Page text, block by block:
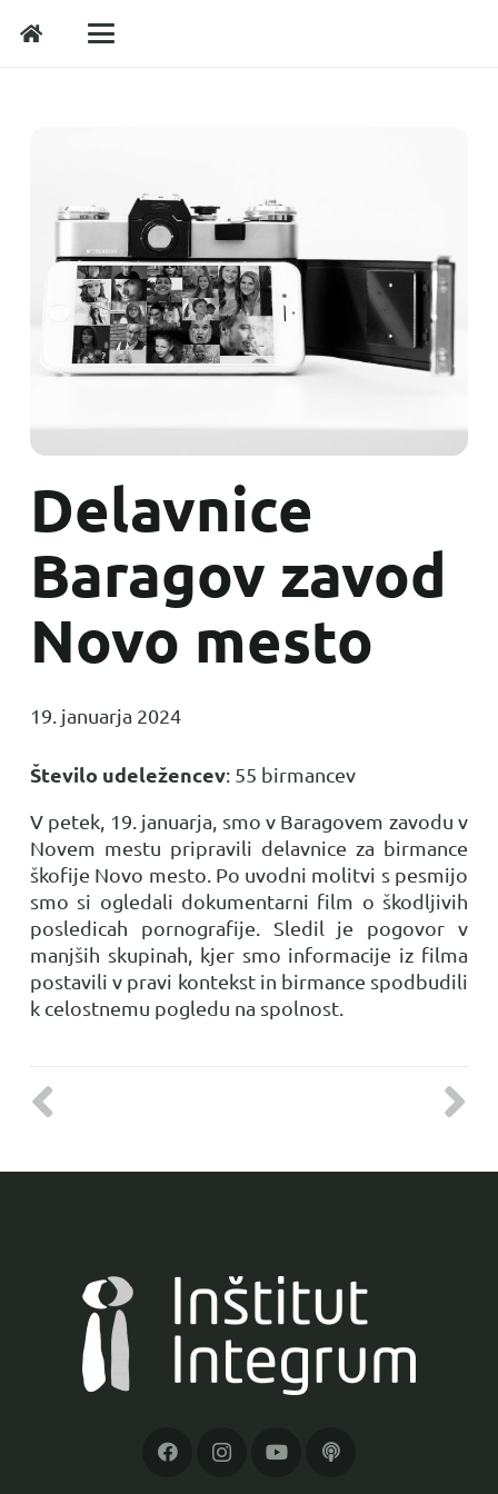
Delavnice
Baragov zavod
Novo mesto
19. januarja 2024
Število udeležencev: 55 birmancev
V petek, 19. januarja, smo v Baragovem zavodu v
Novem mestu pripravili delavnice za birmance
škofije Novo mesto. Po uvodni molitvi s pesmijo
smo si ogledali dokumentarni film o škodljivih
posledicah pornografije. Sledil je pogovor v
manjših skupinah, kjer smo informacije iz filma
postavili v pravi kontekst in birmance spodbudili
k celostnemu pogledu na spolnost.